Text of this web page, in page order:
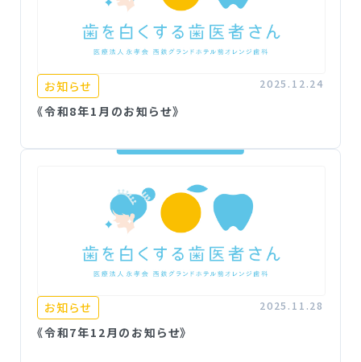
お知らせ 2025.12.24
《令和8年1月のお知らせ》
お知らせ 2025.11.28
《令和7年12月のお知らせ》